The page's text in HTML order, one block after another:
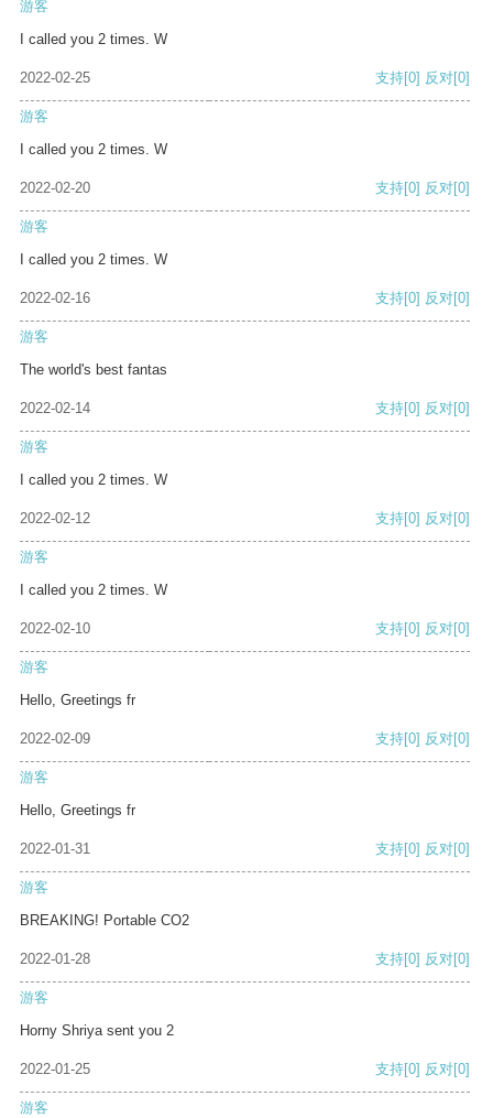
游客
I called you 2 times. W
2022-02-25 支持[0] 反对[0]
游客
I called you 2 times. W
2022-02-20 支持[0] 反对[0]
游客
I called you 2 times. W
2022-02-16 支持[0] 反对[0]
游客
The world's best fantas
2022-02-14 支持[0] 反对[0]
游客
I called you 2 times. W
2022-02-12 支持[0] 反对[0]
游客
I called you 2 times. W
2022-02-10 支持[0] 反对[0]
游客
Hello, Greetings fr
2022-02-09 支持[0] 反对[0]
游客
Hello, Greetings fr
2022-01-31 支持[0] 反对[0]
游客
BREAKING! Portable CO2
2022-01-28 支持[0] 反对[0]
游客
Horny Shriya sent you 2
2022-01-25 支持[0] 反对[0]
游客